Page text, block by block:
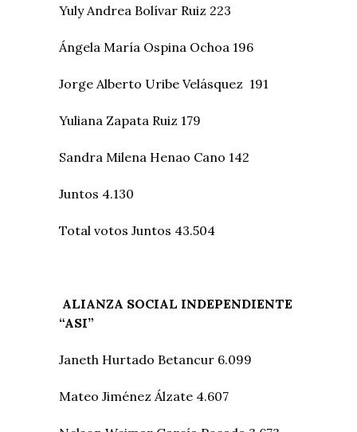
Yuly Andrea Bolívar Ruiz 223
Ángela María Ospina Ochoa 196
Jorge Alberto Uribe Velásquez 191
Yuliana Zapata Ruiz 179
Sandra Milena Henao Cano 142
Juntos 4.130
Total votos Juntos 43.504
ALIANZA SOCIAL INDEPENDIENTE
“ASI”
Janeth Hurtado Betancur 6.099
Mateo Jiménez Álzate 4.607